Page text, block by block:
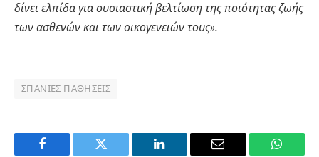
δίνει ελπίδα για ουσιαστική βελτίωση της ποιότητας ζωής
των ασθενών και των οικογενειών τους».
ΣΠΆΝΙΕΣ ΠΑΘΉΣΕΙΣ